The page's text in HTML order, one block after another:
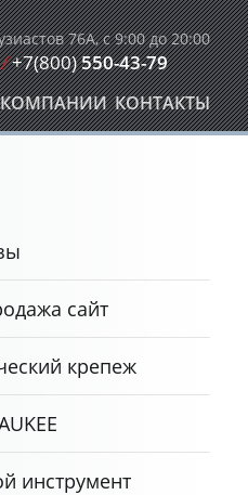
76А, с 9:00 до 20:00
/+7(800)550-43-79
КОНТАКТЫ
сайт
крепеж
инструмент